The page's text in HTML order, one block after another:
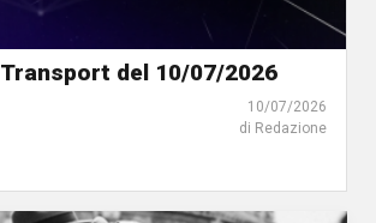
Transport del 10/07/2026
10/07/2026
di Redazione